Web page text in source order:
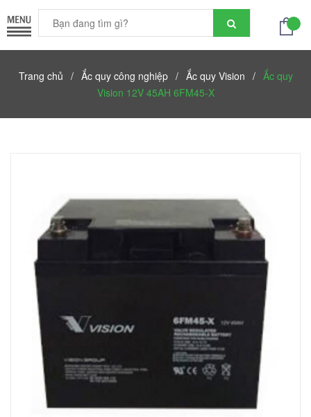
Trang chủ / Ắc quy công nghiệp / Ắc quy Vision / Ắc quy
Vision 12V 45AH 6FM45-X